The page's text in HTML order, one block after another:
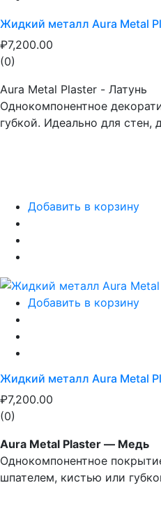
Жидкий металл Aura Metal
₽7,200.00
(0)
Aura Metal Plaster - Латунь
Однокомпонентное
губкой. Идеально для стен,
Добавить в корзину
Добавить в корзину
Жидкий металл Aura Metal
₽7,200.00
(0)
Aura Metal Plaster — Медь
Однокомпонентное
шпателем, кистью или